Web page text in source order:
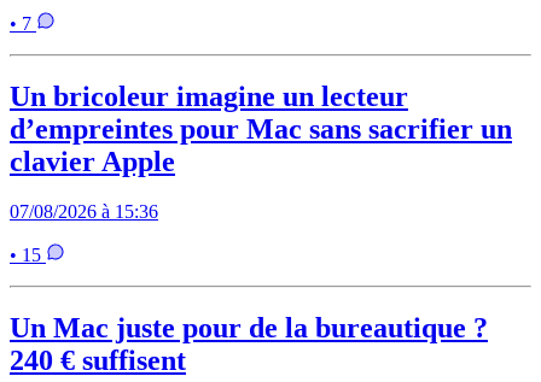
• 7
Un bricoleur imagine un lecteur
d’empreintes pour Mac sans sacrifier un
clavier Apple
07/08/2026 à 15:36
• 15
Un Mac juste pour de la bureautique ?
240 € suffisent